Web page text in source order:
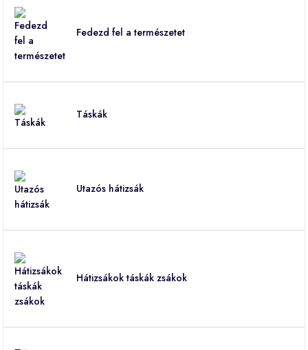
Fedezd fel a természetet
Táskák
Utazós hátizsák
Hátizsákok táskák zsákok